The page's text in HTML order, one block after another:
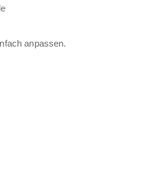
anpassen.